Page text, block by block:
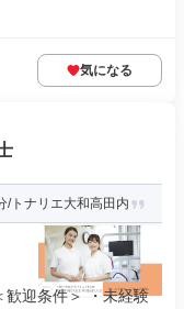
気になる
/トナリエ大和高田内
歓迎条件＞ ・未経験